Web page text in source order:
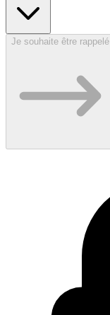
Je souhaite être rappelé